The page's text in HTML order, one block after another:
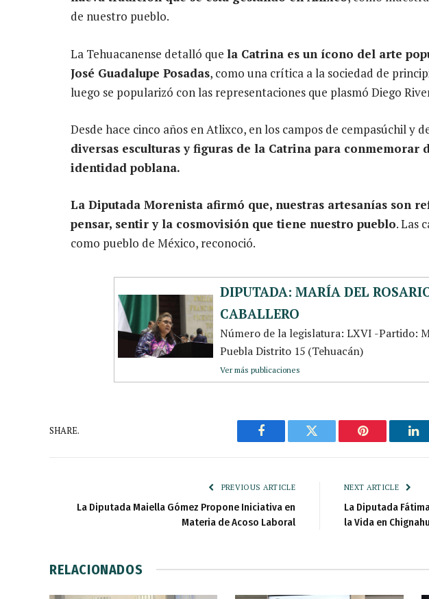
de nuestro pueblo.
La Tehuacanense detalló que la Catrina es un ícono del arte
José Guadalupe Posadas, como una crítica a la sociedad de
luego se popularizó con las representaciones que plasmó Diego
Desde hace cinco años en Atlixco, en los campos de cempasúchil y
diversas esculturas y figuras de la Catrina para conmemorar
identidad poblana.
La Diputada Morenista afirmó que, nuestras artesanías son
pensar, sentir y la cosmovisión que tiene nuestro pueblo. Las
como pueblo de México, reconoció.
DIPUTADA: MARÍA DEL
CABALLERO
Número de la legislatura: LXVI -Partido:
Puebla Distrito 15 (Tehuacán)
Ver más publicaciones
SHARE.
Facebook Twitter Pinterest
PREVIOUS ARTICLE
La Diputada Maiella Gómez Propone Iniciativa en
Materia de Acoso Laboral
NEXT ARTICLE
La Diputada
la Vida en
RELACIONADOS